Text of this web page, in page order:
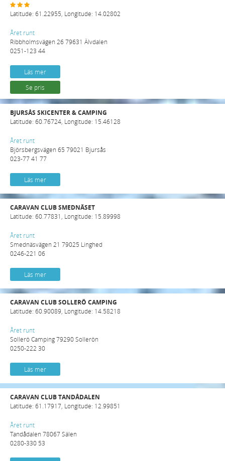
Latitude: 61.22955, Longitude: 14.02802
Året runt
Ribbholmsvägen 26 79631 Älvdalen
0251-123 44
Läs mer
Se pris
BJURSÅS SKICENTER & CAMPING
Latitude: 60.76724, Longitude: 15.46128
Året runt
Björsbergsvägen 65 79021 Bjursås
023-77 41 77
Läs mer
CARAVAN CLUB SMEDNÄSET
Latitude: 60.77831, Longitude: 15.89998
Året runt
Smednäsvägen 21 79025 Linghed
0246-221 06
Läs mer
CARAVAN CLUB SOLLERÖ CAMPING
Latitude: 60.90089, Longitude: 14.58218
Året runt
Sollerö Camping 79290 Sollerön
0250-222 30
Läs mer
CARAVAN CLUB TANDÅDALEN
Latitude: 61.17917, Longitude: 12.99851
Året runt
Tandådalen 78067 Sälen
0280-330 53